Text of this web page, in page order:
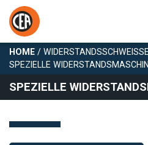
Zum Inhalt springen
HOME / WIDERSTANDSSCHWEISSEN
SPEZIELLE
SPEZIELLE